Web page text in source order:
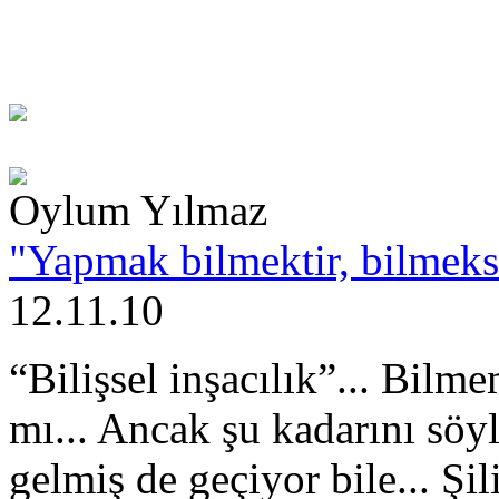
Oylum Yılmaz
"Yapmak bilmektir,
12.11.10
“Bilişsel inşacılık”...
mı... Ancak şu kadarını
gelmiş de geçiyor bile...